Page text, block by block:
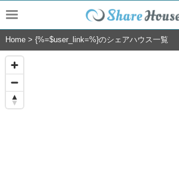
Home > {%=$user_link=%}のシェアハウス一覧